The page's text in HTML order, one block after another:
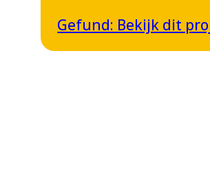
Gefund: Bekijk dit